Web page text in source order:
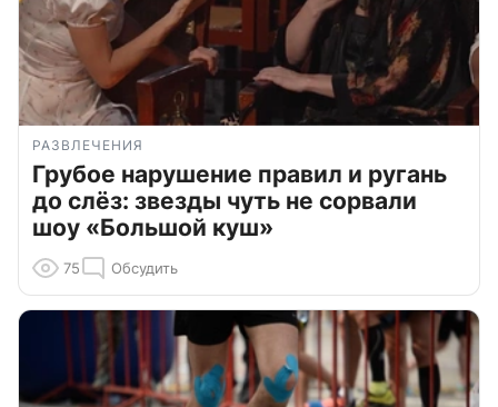
РАЗВЛЕЧЕНИЯ
Грубое нарушение правил и ругань
до слёз: звезды чуть не сорвали
шоу «Большой куш»
75 Обсудить